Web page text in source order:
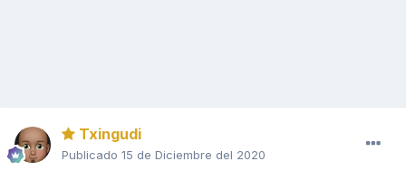
Txingudi
Publicado 15 de Diciembre del 2020